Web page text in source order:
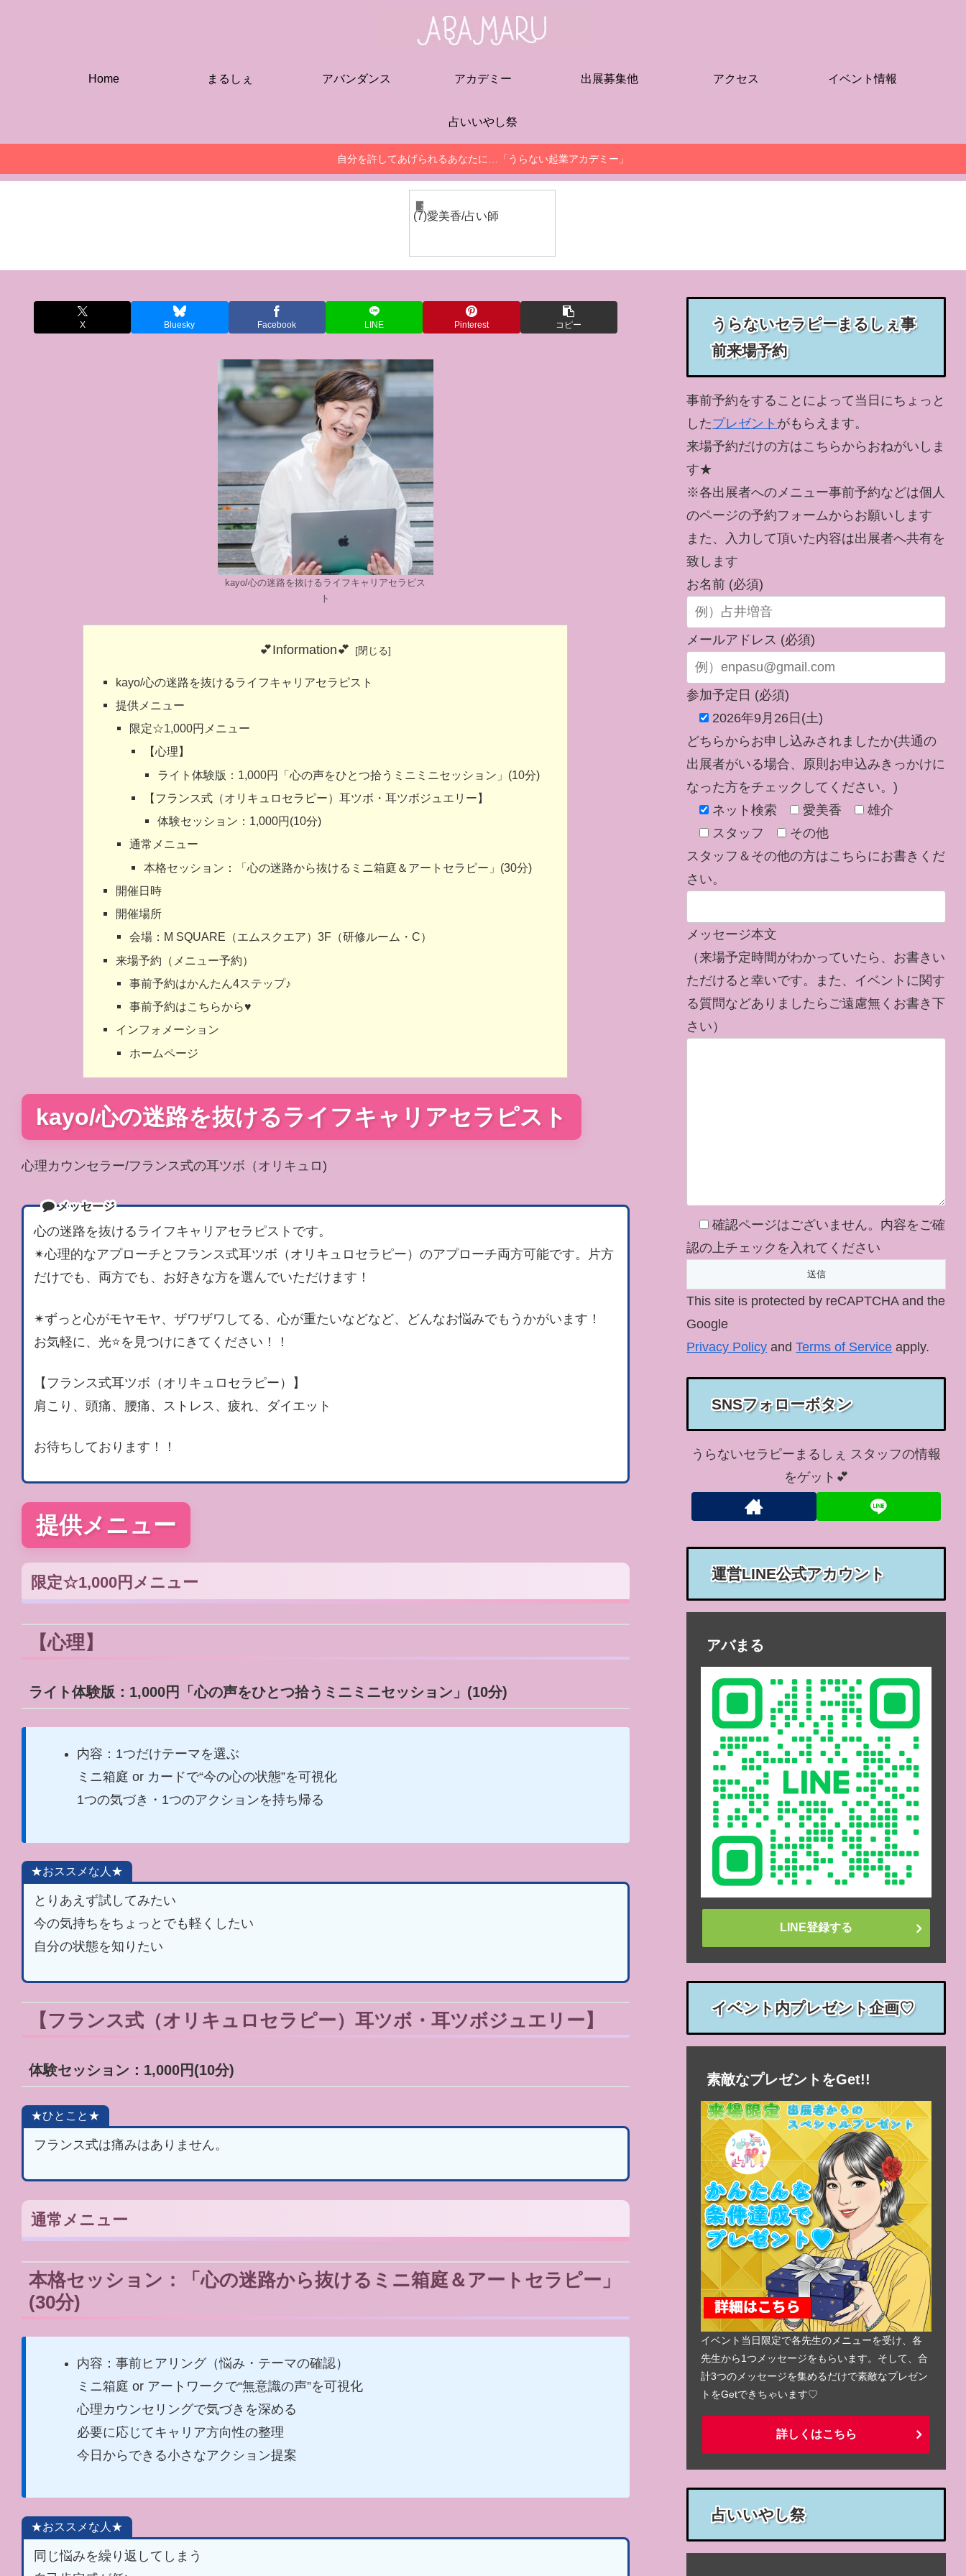
Home まるしぇ アバンダンス アカデミー 出展募集他 アクセス イベント情報
占いいやし祭
自分を許してあげられるあなたに…「うらない起業アカデミー」
まるしぇ出展者
(7)愛美香/占い師
X Bluesky Facebook LINE Pinterest コピー
kayo/心の迷路を抜けるライフキャリアセラピス
ト
💕Information💕
kayo/心の迷路を抜けるライフキャリアセラピスト
提供メニュー
限定☆1,000円メニュー
【心理】
ライト体験版：1,000円「心の声をひとつ拾うミニミニセッション」(10分)
【フランス式（オリキュロセラピー）耳ツボ・耳ツボジュエリー】
体験セッション：1,000円(10分)
通常メニュー
本格セッション：「心の迷路から抜けるミニ箱庭＆アートセラピー」(30分)
開催日時
開催場所
会場：M SQUARE（エムスクエア）3F（研修ルーム・C）
来場予約（メニュー予約）
事前予約はかんたん4ステップ♪
事前予約はこちらから♥
インフォメーション
ホームページ
kayo/心の迷路を抜けるライフキャリアセラピスト
心理カウンセラー/フランス式の耳ツボ（オリキュロ)
メッセージ
心の迷路を抜けるライフキャリアセラピストです。
✴︎心理的なアプローチとフランス式耳ツボ（オリキュロセラピー）のアプローチ両方可能です。片方
だけでも、両方でも、お好きな方を選んでいただけます！
✴︎ずっと心がモヤモヤ、ザワザワしてる、心が重たいなどなど、どんなお悩みでもうかがいます！
お気軽に、光⭐️を見つけにきてください！！
【フランス式耳ツボ（オリキュロセラピー）】
肩こり、頭痛、腰痛、ストレス、疲れ、ダイエット
お待ちしております！！
提供メニュー
限定☆1,000円メニュー
【心理】
ライト体験版：1,000円「心の声をひとつ拾うミニミニセッション」(10分)
内容：1つだけテーマを選ぶ
ミニ箱庭 or カードで“今の心の状態”を可視化
1つの気づき・1つのアクションを持ち帰る
★おススメな人★
とりあえず試してみたい
今の気持ちをちょっとでも軽くしたい
自分の状態を知りたい
【フランス式（オリキュロセラピー）耳ツボ・耳ツボジュエリー】
体験セッション：1,000円(10分)
★ひとこと★
フランス式は痛みはありません。
通常メニュー
本格セッション：「心の迷路から抜けるミニ箱庭＆アートセラピー」
(30分)
内容：事前ヒアリング（悩み・テーマの確認）
ミニ箱庭 or アートワークで“無意識の声”を可視化
心理カウンセリングで気づきを深める
必要に応じてキャリア方向性の整理
今日からできる小さなアクション提案
★おススメな人★
同じ悩みを繰り返してしまう
うらないセラピーまるしぇ事
前来場予約
事前予約をすることによって当日にちょっと
したプレゼント がもらえます。
来場予約だけの方はこちらからおねがいしま
す★
※各出展者へのメニュー事前予約などは個人
のページの予約フォームからお願いします
また、入力して頂いた内容は出展者へ共有を
致します
お名前 (必須)
メールアドレス (必須)
参加予定日 (必須)
2026年9月26日(土)
どちらからお申し込みされましたか(共通の
出展者がいる場合、原則お申込みきっかけに
なった方をチェックしてください。)
ネット検索
愛美香
雄介
スタッフ
その他
スタッフ＆その他の方はこちらにお書きくだ
さい。
メッセージ本文
（来場予定時間がわかっていたら、お書きい
ただけると幸いです。また、イベントに関す
る質問などありましたらご遠慮無くお書き下
さい）
確認ページはございません。内容をご確
認の上チェックを入れてください
This site is protected by reCAPTCHA and the
Google
Privacy Policy andTerms of Service apply.
SNSフォローボタン
うらないセラピーまるしぇ スタッフの情報
をゲット💕
運営LINE公式アカウント
アバまる
LINE登録する
イベント内プレゼント企画♡
素敵なプレゼントをGet!!
イベント当日限定で各先生のメニューを受け、各
先生から1つメッセージをもらいます。そして、合
計3つのメッセージを集めるだけで素敵なプレゼン
トをGetできちゃいます♡
詳しくはこちら
占いいやし祭